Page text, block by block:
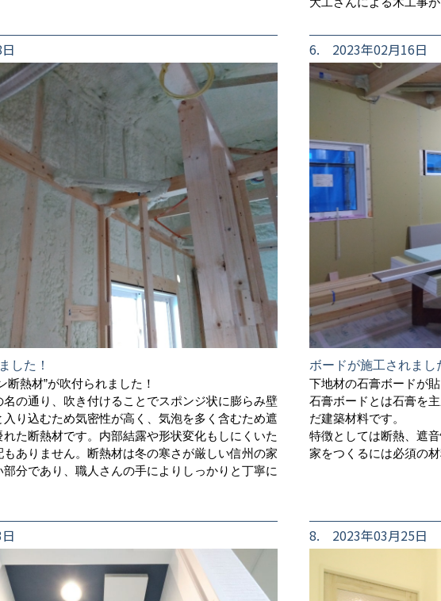
した！
断熱材”が吹付られました！
の通り、吹き付けることでスポンジ状に膨らみ壁
り込むため気密性が高く、気泡を多く含むため遮
た断熱材です。内部結露や形状変化もしにくいた
ありません。断熱材は冬の寒さが厳しい信州の家
分であり、職人さんの手によりしっかりと丁寧に
6. 2023年02月16日
ボードが施工されまし
下地材の石膏ボードが貼
石膏ボードとは石膏を
だ建築材料です。
特徴としては断熱、遮
家をつくるには必須の材
8. 2023年03月25日